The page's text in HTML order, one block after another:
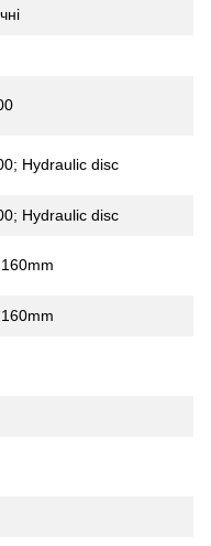
Hydraulic disc
Hydraulic disc